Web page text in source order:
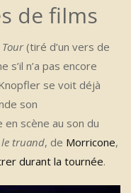
de films
(tiré d’un vers de
s’il n’a pas encore
se voit déjà
son
scène au son du
le truand, de Morricone,
durant la tournée.